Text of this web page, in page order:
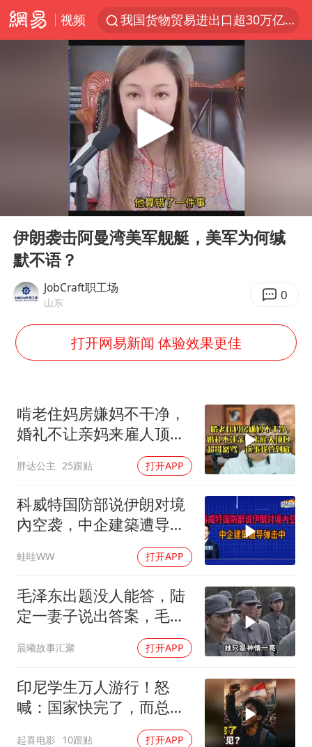
视频
我国货物贸易进出口超30万亿元
汪峰阻止14岁女儿买大牌
李云泽严重违纪违法
江苏发布台风蓝色预警
“立秋的第一杯奶茶”又爆单了
女孩摆摊卖菌子时收到北大通知书
东方之约 相约未来
Play
伊朗袭击阿曼湾美军舰艇，美军为何缄
默不语？
JobCraft职工场
山东 0
打开网易新闻 体验效果更佳
啃老住妈房嫌妈不干净，
婚礼不让亲妈来雇人顶
胖达公主 25跟贴 打开APP
科威特国防部说伊朗对境
內空袭，中企建築遭导弹
击中｜介文汲.谢寒冰.张
延廷｜辣晚报20260806
蛙哇WW 打开APP
毛泽东出题没人能答，陆
定一妻子说出答案，毛主
晨曦故事汇聚 打开APP
印尼学生万人游行！怒
喊：国家快完了，而总统
起喜电影 10跟贴 打开APP